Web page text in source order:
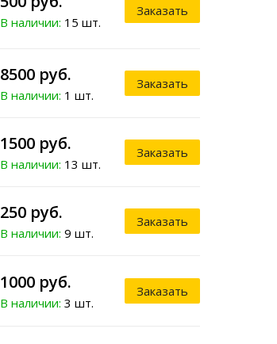
В наличии: 15 шт.
Заказать
8500 руб.
В наличии: 1 шт.
Заказать
1500 руб.
В наличии: 13 шт.
Заказать
250 руб.
В наличии: 9 шт.
Заказать
1000 руб.
В наличии: 3 шт.
Заказать